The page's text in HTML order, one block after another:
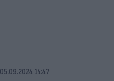
05.09.2024 14:47